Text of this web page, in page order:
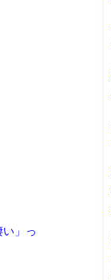
い」っ